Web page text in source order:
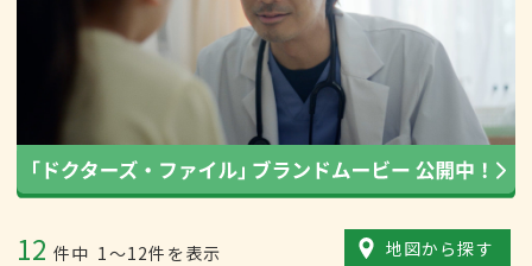
12 件中 1〜12件を表示 地図から探す